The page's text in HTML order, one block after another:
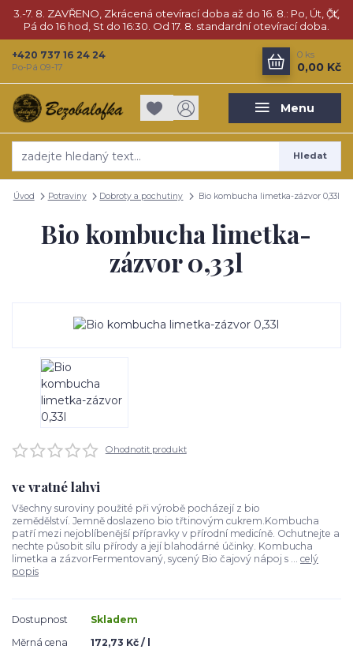
3.-7. 8. ZAVŘENO, Zkrácená otevírací doba až do 16. 8.: Po, Út, Čt,
Pá do 16 hod, St do 16:30. Od 17. 8. standardní otevírací doba.
Menu
Hledat
+420 737 16 24 24
Po-Pá 09-17
0 ks
0,00 Kč
Úvod Potraviny Dobroty a pochutiny Bio kombucha limetka-zázvor 0,33l
Bio kombucha limetka-
zázvor 0,33l
Ohodnotit produkt
ve vratné lahvi
Všechny suroviny použité při výrobě pocházejí z bio
zemědělství. Jemně doslazeno bio třtinovým cukrem.Kombucha
patří mezi nejoblíbenější přípravky v přírodní medicíně. Ochutnejte a
nechte působit sílu přírody a její blahodárné účinky. Kombucha
limetka a zázvorFermentovaný, sycený Bio čajový nápoj s ... celý
popis
Dostupnost
Skladem
Měrná cena
172,73 Kč / l